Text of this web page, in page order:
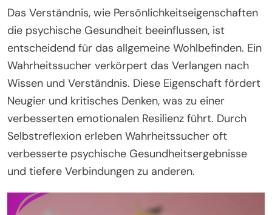
Das Verständnis, wie Persönlichkeitseigenschaften
die psychische Gesundheit beeinflussen, ist
entscheidend für das allgemeine Wohlbefinden. Ein
Wahrheitssucher verkörpert das Verlangen nach
Wissen und Verständnis. Diese Eigenschaft fördert
Neugier und kritisches Denken, was zu einer
verbesserten emotionalen Resilienz führt. Durch
Selbstreflexion erleben Wahrheitssucher oft
verbesserte psychische Gesundheitsergebnisse
und tiefere Verbindungen zu anderen.